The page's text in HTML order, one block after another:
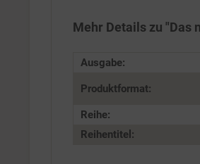
Mehr Details zu "Das
Ausgabe:
Produktformat:
Reihe:
Reihentitel: